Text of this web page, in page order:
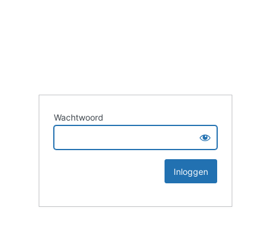
Wachtwoord